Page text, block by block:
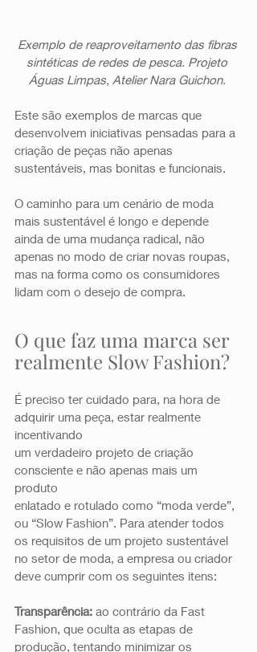
Exemplo de reaproveitamento das fibras
sintéticas de redes de pesca. Projeto
Águas Limpas, Atelier Nara Guichon.
Este são exemplos de marcas que
desenvolvem iniciativas pensadas para a
criação de peças não apenas
sustentáveis, mas bonitas e funcionais.
O caminho para um cenário de moda
mais sustentável é longo e depende
ainda de uma mudança radical, não
apenas no modo de criar novas roupas,
mas na forma como os consumidores
lidam com o desejo de compra.
O que faz uma marca ser
realmente Slow Fashion?
É preciso ter cuidado para, na hora de
adquirir uma peça, estar realmente
incentivando
um verdadeiro projeto de criação
consciente e não apenas mais um
produto
enlatado e rotulado como “moda verde”,
ou “Slow Fashion”. Para atender todos
os requisitos de um projeto sustentável
no setor de moda, a empresa ou criador
deve cumprir com os seguintes itens:
Transparência: ao contrário da Fast
Fashion, que oculta as etapas de
produção, tentando minimizar os